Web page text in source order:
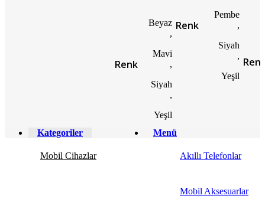
Renk
Beyaz
,
Mavi
,
Siyah
,
Yeşil
Renk
Pembe
,
Siyah
,
Yeşil
Menü
Kategoriler
Mobil Cihazlar Akıllı Telefonlar
Mobil Aksesuarlar